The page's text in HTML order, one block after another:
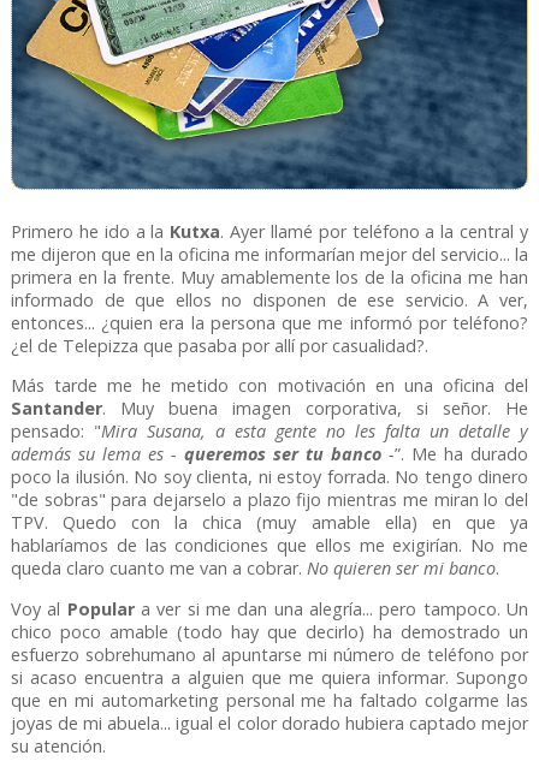
Primero he ido a la Kutxa. Ayer llamé por teléfono a la central y
me dijeron que en la oficina me informarían mejor del servicio... la
primera en la frente. Muy amablemente los de la oficina me han
informado de que ellos no disponen de ese servicio. A ver,
entonces... ¿quien era la persona que me informó por teléfono?
¿el de Telepizza que pasaba por allí por casualidad?.
Más tarde me he metido con motivación en una oficina del
Santander. Muy buena imagen corporativa, si señor. He
pensado: "Mira Susana, a esta gente no les falta un detalle y
además su lema es - queremos ser tu banco -”. Me ha durado
poco la ilusión. No soy clienta, ni estoy forrada. No tengo dinero
"de sobras" para dejarselo a plazo fijo mientras me miran lo del
TPV. Quedo con la chica (muy amable ella) en que ya
hablaríamos de las condiciones que ellos me exigirían. No me
queda claro cuanto me van a cobrar. No quieren ser mi banco.
Voy al Populara ver si me dan una alegría... pero tampoco. Un
chico poco amable (todo hay que decirlo) ha demostrado un
esfuerzo sobrehumano al apuntarse mi número de teléfono por
si acaso encuentra a alguien que me quiera informar. Supongo
que en mi automarketing personal me ha faltado colgarme las
joyas de mi abuela... igual el color dorado hubiera captado mejor
su atención.